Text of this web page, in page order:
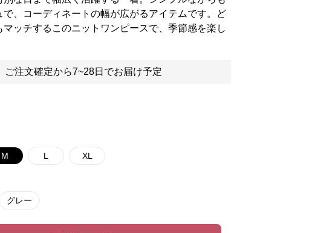
で、コーディネートの幅が広がるアイテムです。ど
マッチするこのニットワンピースで、季節感を楽し
ご注文確定から7~28日でお届け予定
M L XL
グレー